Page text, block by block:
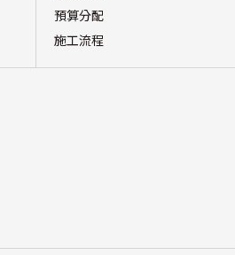
預算分配
施工流程